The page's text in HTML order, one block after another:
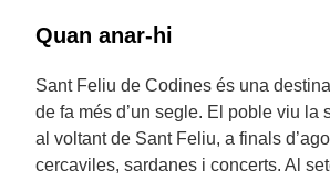
Quan anar-hi
Sant Feliu de Codines és una
de fa més d’un segle. El poble viu la
al voltant de Sant Feliu, a finals
cercaviles, sardanes i concerts. Al